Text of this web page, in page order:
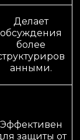
Делает
обсуждения
более
анными.
Эффективен
защиты от